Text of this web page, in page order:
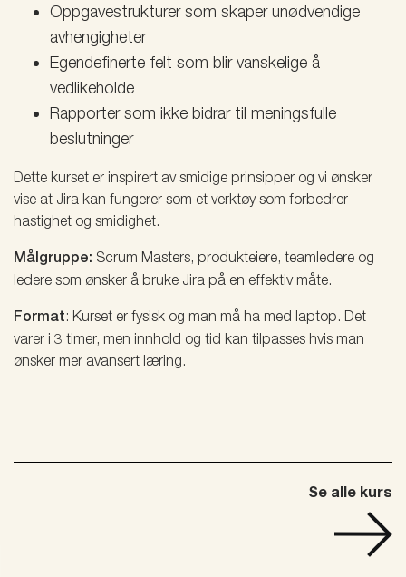
Oppgavestrukturer som skaper unødvendige
avhengigheter
Egendefinerte felt som blir vanskelige å
vedlikeholde
Rapporter som ikke bidrar til meningsfulle
beslutninger
Dette kurset er inspirert av smidige prinsipper og vi ønsker
vise at Jira kan fungerer som et verktøy som forbedrer
hastighet og smidighet.
Målgruppe: Scrum Masters, produkteiere, teamledere og
ledere som ønsker å bruke Jira på en effektiv måte.
Format: Kurset er fysisk og man må ha med laptop. Det
varer i 3 timer, men innhold og tid kan tilpasses hvis man
ønsker mer avansert læring.
Se alle kurs